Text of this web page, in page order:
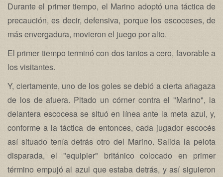
Durante el primer tiempo, el Marino adoptó una táctica de
precaución, es decir, defensiva, porque los escoceses, de
más envergadura, movieron el juego por alto.
El primer tiempo terminó con dos tantos a cero, favorable a
los visitantes.
Y, ciertamente, uno de los goles se debió a cierta añagaza
de los de afuera. Pitado un córner contra el "Marino", la
delantera escocesa se situó en línea ante la meta azul, y,
conforme a la táctica de entonces, cada jugador escocés
así situado tenía detrás otro del Marino. Salida la pelota
disparada, el "equipier" británico colocado en primer
término empujó al azul que estaba detrás, y así siguieron